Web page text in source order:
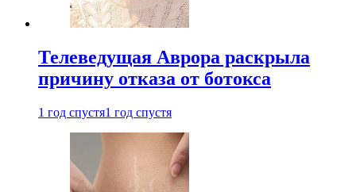
Телеведущая Аврора раскрыла
причину отказа от ботокса
1 год спустя1 год спустя